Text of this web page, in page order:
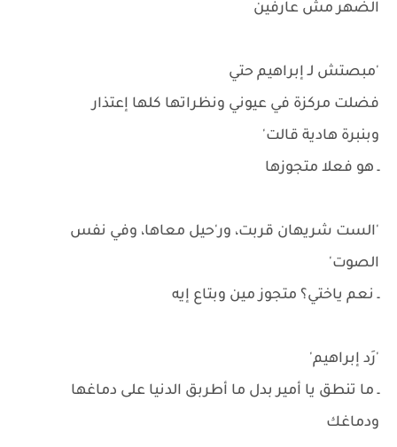
الضهر مش عارفين
'مبصتش لـ إبراهيم حتي
فضلت مركزة في عيوني ونظراتها كلها إعتذار
وبنبرة هادية قالت'
ـ هو فعلا متجوزها
'الست شريهان قربت، ور'حيل معاها، وفي نفس
الصوت'
ـ نعم ياختي؟ متجوز مين وبتاع إيه
'رَد إبراهيم'
ـ ما تنطق يا أمير بدل ما أطربق الدنيا على دماغها
ودماغك